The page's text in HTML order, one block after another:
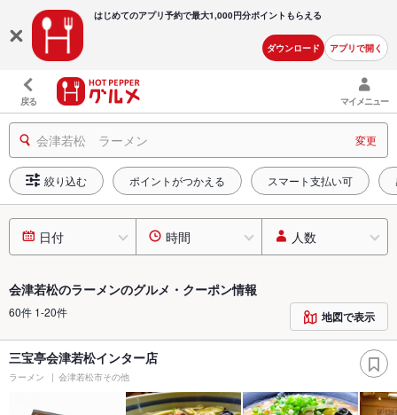
はじめてのアプリ予約で最大1,000円分ポイントもらえる
ダウンロード アプリで開く
戻る マイメニュー
会津若松 ラーメン 変更
絞り込む ポイントがつかえる スマート支払い可
日付 時間 人数
会津若松のラーメンのグルメ・クーポン情報
60件 1-20件 地図で表示
三宝亭会津若松インター店
ラーメン 会津若松市その他